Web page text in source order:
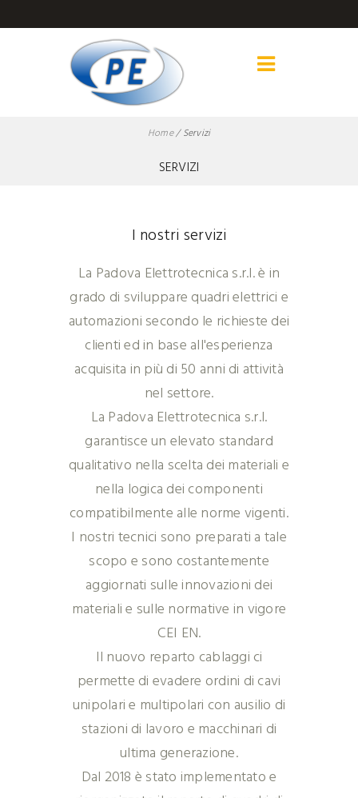
Home/Servizi
SERVIZI
I nostri servizi
La Padova Elettrotecnica s.r.l. è in
grado di sviluppare quadri elettrici e
automazioni secondo le richieste dei
clienti ed in base all'esperienza
acquisita in più di 50 anni di attività
nel settore.
La Padova Elettrotecnica s.r.l.
garantisce un elevato standard
qualitativo nella scelta dei materiali e
nella logica dei componenti
compatibilmente alle norme vigenti.
I nostri tecnici sono preparati a tale
scopo e sono costantemente
aggiornati sulle innovazioni dei
materiali e sulle normative in vigore
CEI EN.
Il nuovo reparto cablaggi ci
permette di evadere ordini di cavi
unipolari e multipolari con ausilio di
stazioni di lavoro e macchinari di
ultima generazione.
Dal 2018 è stato implementato e